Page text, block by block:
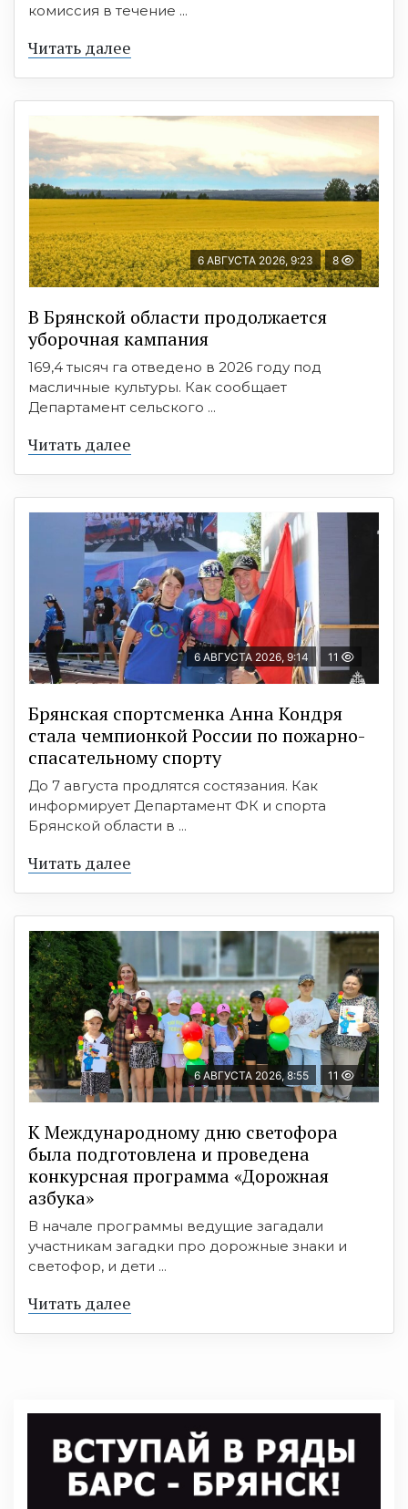
комиссия в течение ...
Читать далее
6 АВГУСТА 2026, 9:23 8
В Брянской области продолжается
уборочная кампания
169,4 тысяч га отведено в 2026 году под
масличные культуры. Как сообщает
Департамент сельского ...
Читать далее
6 АВГУСТА 2026, 9:14 11
Брянская спортсменка Анна Кондря
стала чемпионкой России по пожарно-
спасательному спорту
До 7 августа продлятся состязания. Как
информирует Департамент ФК и спорта
Брянской области в ...
Читать далее
6 АВГУСТА 2026, 8:55 11
К Международному дню светофора
была подготовлена и проведена
конкурсная программа «Дорожная
азбука»
В начале программы ведущие загадали
участникам загадки про дорожные знаки и
светофор, и дети ...
Читать далее